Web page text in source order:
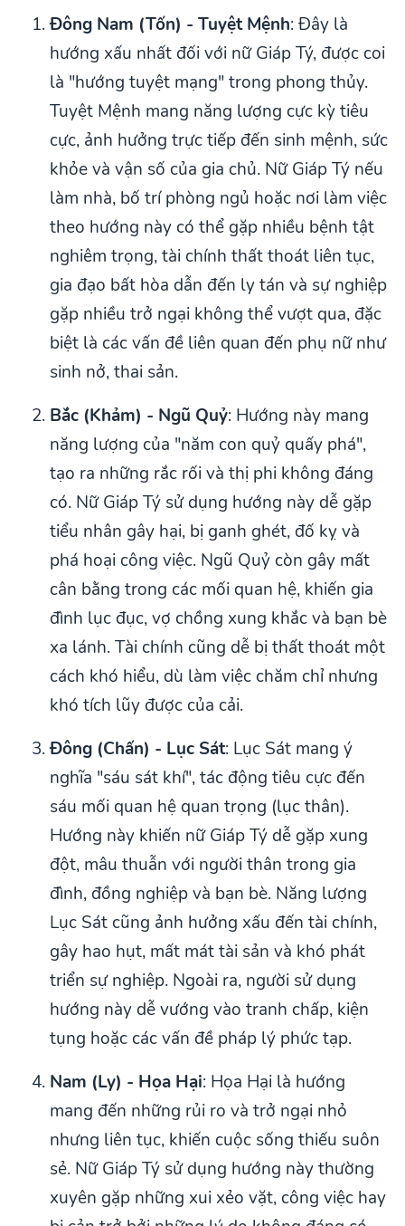
Đông Nam (Tốn) - Tuyệt Mệnh: Đây là
hướng xấu nhất đối với nữ Giáp Tý, được coi
là "hướng tuyệt mạng" trong phong thủy.
Tuyệt Mệnh mang năng lượng cực kỳ tiêu
cực, ảnh hưởng trực tiếp đến sinh mệnh, sức
khỏe và vận số của gia chủ. Nữ Giáp Tý nếu
làm nhà, bố trí phòng ngủ hoặc nơi làm việc
theo hướng này có thể gặp nhiều bệnh tật
nghiêm trọng, tài chính thất thoát liên tục,
gia đạo bất hòa dẫn đến ly tán và sự nghiệp
gặp nhiều trở ngại không thể vượt qua, đặc
biệt là các vấn đề liên quan đến phụ nữ như
sinh nở, thai sản.
Bắc (Khảm) - Ngũ Quỷ: Hướng này mang
năng lượng của "năm con quỷ quấy phá",
tạo ra những rắc rối và thị phi không đáng
có. Nữ Giáp Tý sử dụng hướng này dễ gặp
tiểu nhân gây hại, bị ganh ghét, đố kỵ và
phá hoại công việc. Ngũ Quỷ còn gây mất
cân bằng trong các mối quan hệ, khiến gia
đình lục đục, vợ chồng xung khắc và bạn bè
xa lánh. Tài chính cũng dễ bị thất thoát một
cách khó hiểu, dù làm việc chăm chỉ nhưng
khó tích lũy được của cải.
Đông (Chấn) - Lục Sát: Lục Sát mang ý
nghĩa "sáu sát khí", tác động tiêu cực đến
sáu mối quan hệ quan trọng (lục thân).
Hướng này khiến nữ Giáp Tý dễ gặp xung
đột, mâu thuẫn với người thân trong gia
đình, đồng nghiệp và bạn bè. Năng lượng
Lục Sát cũng ảnh hưởng xấu đến tài chính,
gây hao hụt, mất mát tài sản và khó phát
triển sự nghiệp. Ngoài ra, người sử dụng
hướng này dễ vướng vào tranh chấp, kiện
tụng hoặc các vấn đề pháp lý phức tạp.
Nam (Ly) - Họa Hại: Họa Hại là hướng
mang đến những rủi ro và trở ngại nhỏ
nhưng liên tục, khiến cuộc sống thiếu suôn
sẻ. Nữ Giáp Tý sử dụng hướng này thường
xuyên gặp những xui xẻo vặt, công việc hay